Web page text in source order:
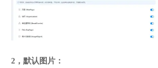
2，默认图片：